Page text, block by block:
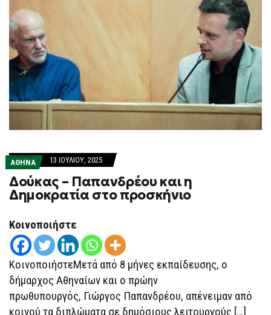
ΑΘΗΝΑ 13 ΙΟΥΛΊΟΥ, 2025
Δούκας – Παπανδρέου και η
Δημοκρατία στο προσκήνιο
Κοινοποιήστε
ΚοινοποιήστεΜετά από 8 μήνες εκπαίδευσης, o
δήμαρχος Αθηναίων και ο πρώην
πρωθυπουργός, Γιώργος Παπανδρέου, απένειμαν από
κοινού τα διπλώματα σε δημόσιους λειτουργούς […]